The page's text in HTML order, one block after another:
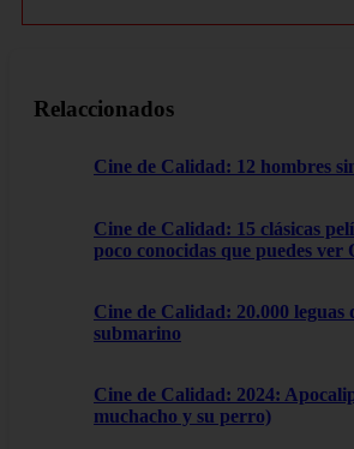
Relaccionados
Cine de Calidad: 12 hombres
Cine de Calidad: 15 clásicas
poco conocidas que puedes ver
Cine de Calidad: 20.000 leguas
submarino
Cine de Calidad: 2024:
muchacho y su perro)